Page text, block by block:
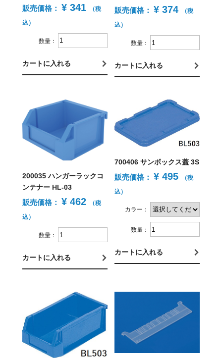
販売価格： ¥ 341
（税
込）
数量：
カートに入れる
販売価格： ¥ 374
（税
込）
数量：
カートに入れる
200035 ハンガーラックコ
ンテナー HL-03
販売価格： ¥ 462
（税
込）
数量：
カートに入れる
700406 サンボックス蓋 3S
販売価格： ¥ 495
（税
込）
カラー：
数量：
カートに入れる